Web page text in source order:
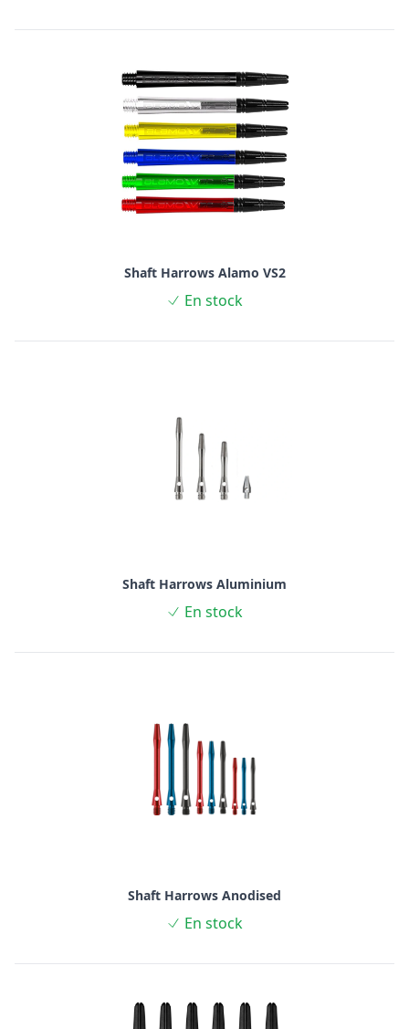
Shaft Harrows Alamo VS2
En stock
Shaft Harrows Aluminium
En stock
Shaft Harrows Anodised
En stock